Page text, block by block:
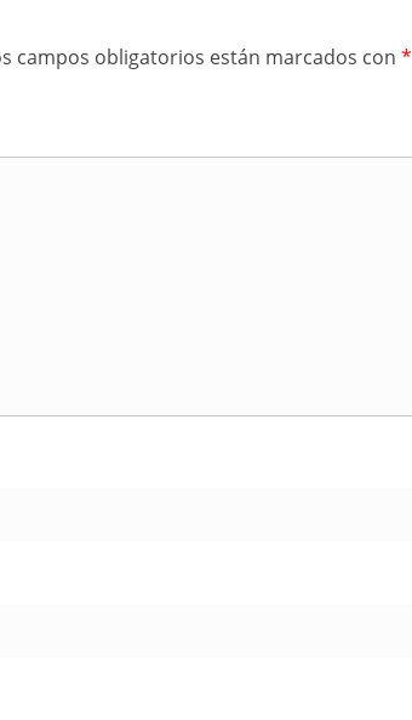
campos obligatorios están marcados con *